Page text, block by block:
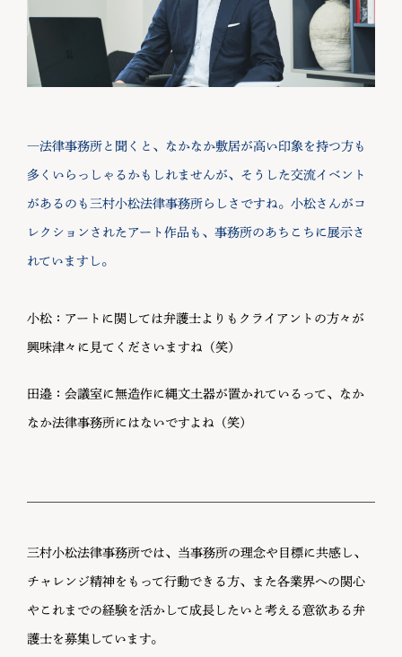
―法律事務所と聞くと、なかなか敷居が高い印象を持つ方も
多くいらっしゃるかもしれませんが、そうした交流イベント
があるのも三村小松法律事務所らしさですね。小松さんがコ
レクションされたアート作品も、事務所のあちこちに展示さ
れていますし。
小松：アートに関しては弁護士よりもクライアントの方々が
興味津々に見てくださいますね（笑）
田邉：会議室に無造作に縄文土器が置かれているって、なか
なか法律事務所にはないですよね（笑）
三村小松法律事務所では、当事務所の理念や目標に共感し、
チャレンジ精神をもって行動できる方、また各業界への関心
やこれまでの経験を活かして成長したいと考える意欲ある弁
護士を募集しています。